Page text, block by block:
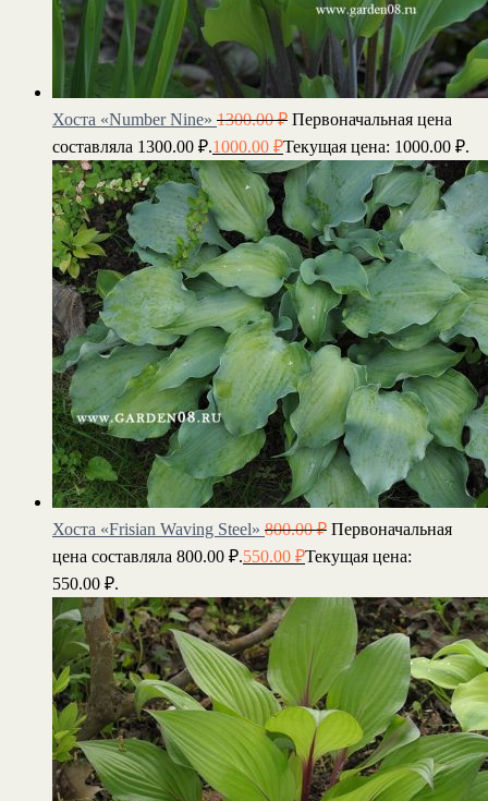
Хоста «Number Nine» 1300.00₽ Первоначальная цена
составляла 1300.00 ₽.1000.00 ₽Текущая цена: 1000.00 ₽.
Хоста «Frisian Waving Steel» 800.00₽ Первоначальная
цена составляла 800.00 ₽.550.00 ₽Текущая цена:
550.00 ₽.